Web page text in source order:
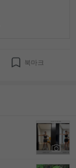
북마크